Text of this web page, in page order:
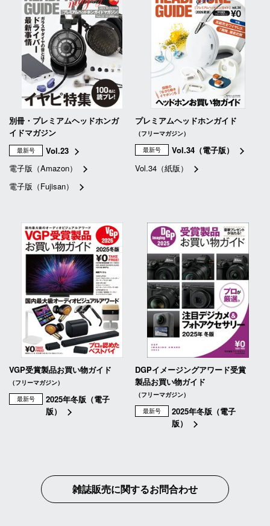
別冊・プレミアムヘッドホンガ
イドマガジン
最新号
Vol.23
電子版（Amazon）
電子版（Fujisan）
プレミアムヘッドホンガイド
（フリーマガジン）
最新号
Vol.34（電子版）
Vol.34（紙版）
VGP受賞製品お買い物ガイド
（フリーマガジン）
最新号
2025年冬版（電子
版）
DGPイメージングアワード受賞
製品お買い物ガイド
（フリーマガジン）
最新号
2025年冬版（電子
版）
雑誌販売に関するお問合わせ